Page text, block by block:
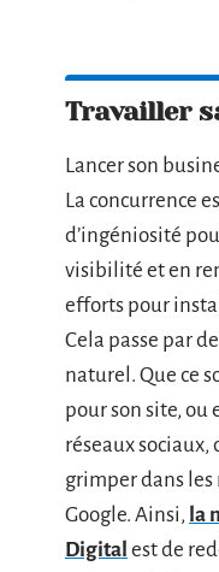
Travailler
Lancer son
La concurrence
d’ingéniosité
visibilité et en
efforts pour
Cela passe par
naturel. Que ce
pour son site,
réseaux
grimper dans les
Google. Ainsi, la
Digital est de